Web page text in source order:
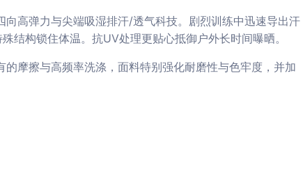
高弹力与尖端吸湿排汗/透气科技。剧烈训练中迅速导出汗
结构锁住体温。抗UV处理更贴心抵御户外长时间曝晒。
摩擦与高频率洗涤，面料特别强化耐磨性与色牢度，并加